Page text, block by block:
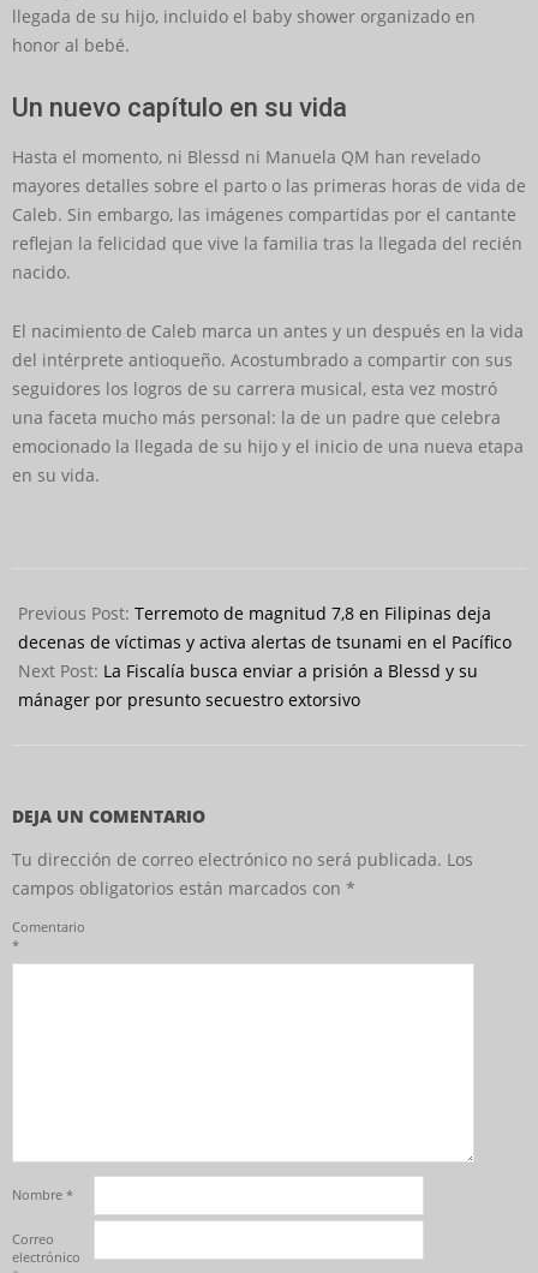
llegada de su hijo, incluido el baby shower organizado en
honor al bebé.
Un nuevo capítulo en su vida
Hasta el momento, ni Blessd ni Manuela QM han revelado
mayores detalles sobre el parto o las primeras horas de vida de
Caleb. Sin embargo, las imágenes compartidas por el cantante
reflejan la felicidad que vive la familia tras la llegada del recién
nacido.
El nacimiento de Caleb marca un antes y un después en la vida
del intérprete antioqueño. Acostumbrado a compartir con sus
seguidores los logros de su carrera musical, esta vez mostró
una faceta mucho más personal: la de un padre que celebra
emocionado la llegada de su hijo y el inicio de una nueva etapa
en su vida.
06-
11
Previous Post: Terremoto de magnitud 7,8 en Filipinas deja
decenas de víctimas y activa alertas de tsunami en el Pacífico
Next Post: La Fiscalía busca enviar a prisión a Blessd y su
mánager por presunto secuestro extorsivo
DEJA UN COMENTARIO
Tu dirección de correo electrónico no será publicada. Los
campos obligatorios están marcados con *
Comentario
*
Nombre *
Correo
electrónico